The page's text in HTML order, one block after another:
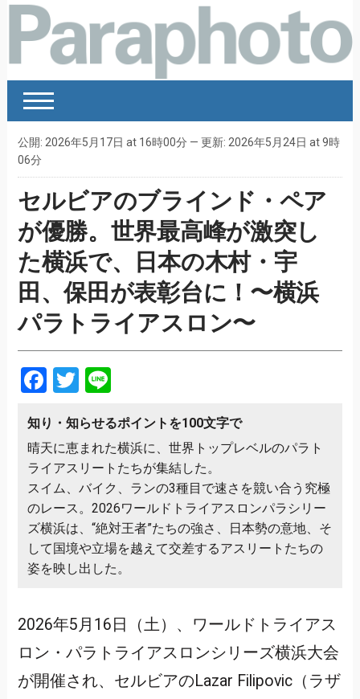
公開: 2026年5月17日 at 16時00分 — 更新: 2026年5月24日 at 9時
06分
セルビアのブラインド・ペア
が優勝。世界最高峰が激突し
た横浜で、日本の木村・宇
田、保田が表彰台に！〜横浜
パラトライアスロン〜
Facebook
Twitter
Line
知り・知らせるポイントを100文字で
晴天に恵まれた横浜に、世界トップレベルのパラト
ライアスリートたちが集結した。
スイム、バイク、ランの3種目で速さを競い合う究極
のレース。2026ワールドトライアスロンパラシリー
ズ横浜は、“絶対王者”たちの強さ、日本勢の意地、そ
して国境や立場を越えて交差するアスリートたちの
姿を映し出した。
2026年5月16日（土）、ワールドトライアス
ロン・パラトライアスロンシリーズ横浜大会
が開催され、セルビアのLazar Filipovic（ラザ